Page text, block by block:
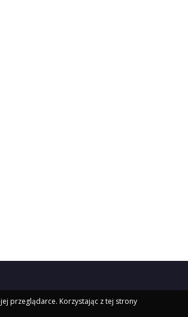
przeglądarce. Korzystając z tej strony